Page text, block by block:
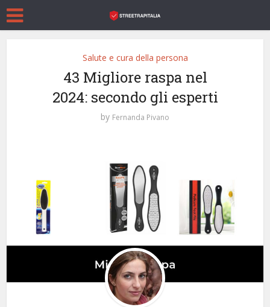
Salute e cura della persona
43 Migliore raspa nel
2024: secondo gli esperti
by Fernanda Pivano